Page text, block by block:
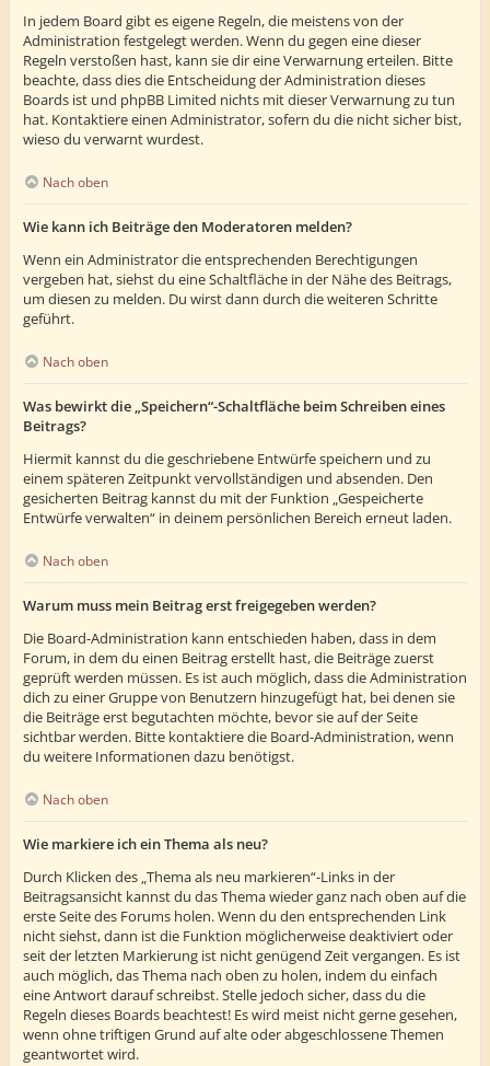
In jedem Board gibt es eigene Regeln, die meistens von der
Administration festgelegt werden. Wenn du gegen eine dieser
Regeln verstoßen hast, kann sie dir eine Verwarnung erteilen. Bitte
beachte, dass dies die Entscheidung der Administration dieses
Boards ist und phpBB Limited nichts mit dieser Verwarnung zu tun
hat. Kontaktiere einen Administrator, sofern du die nicht sicher bist,
wieso du verwarnt wurdest.
Nach oben
Wie kann ich Beiträge den Moderatoren melden?
Wenn ein Administrator die entsprechenden Berechtigungen
vergeben hat, siehst du eine Schaltfläche in der Nähe des Beitrags,
um diesen zu melden. Du wirst dann durch die weiteren Schritte
geführt.
Nach oben
Was bewirkt die „Speichern“-Schaltfläche beim Schreiben eines
Beitrags?
Hiermit kannst du die geschriebene Entwürfe speichern und zu
einem späteren Zeitpunkt vervollständigen und absenden. Den
gesicherten Beitrag kannst du mit der Funktion „Gespeicherte
Entwürfe verwalten“ in deinem persönlichen Bereich erneut laden.
Nach oben
Warum muss mein Beitrag erst freigegeben werden?
Die Board-Administration kann entschieden haben, dass in dem
Forum, in dem du einen Beitrag erstellt hast, die Beiträge zuerst
geprüft werden müssen. Es ist auch möglich, dass die Administration
dich zu einer Gruppe von Benutzern hinzugefügt hat, bei denen sie
die Beiträge erst begutachten möchte, bevor sie auf der Seite
sichtbar werden. Bitte kontaktiere die Board-Administration, wenn
du weitere Informationen dazu benötigst.
Nach oben
Wie markiere ich ein Thema als neu?
Durch Klicken des „Thema als neu markieren“-Links in der
Beitragsansicht kannst du das Thema wieder ganz nach oben auf die
erste Seite des Forums holen. Wenn du den entsprechenden Link
nicht siehst, dann ist die Funktion möglicherweise deaktiviert oder
seit der letzten Markierung ist nicht genügend Zeit vergangen. Es ist
auch möglich, das Thema nach oben zu holen, indem du einfach
eine Antwort darauf schreibst. Stelle jedoch sicher, dass du die
Regeln dieses Boards beachtest! Es wird meist nicht gerne gesehen,
wenn ohne triftigen Grund auf alte oder abgeschlossene Themen
geantwortet wird.